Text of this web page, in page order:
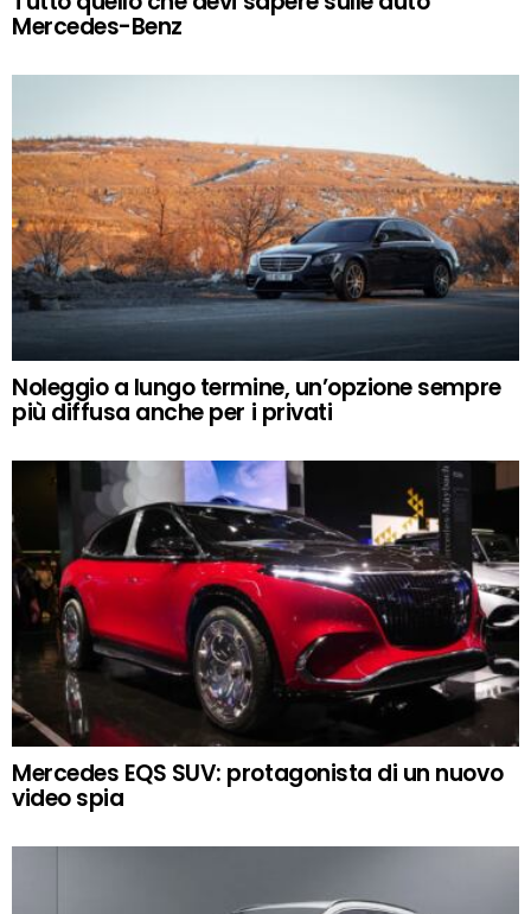
Mercedes-Benz
Noleggio a lungo termine, un’opzione sempre
più diffusa anche per i privati
Mercedes EQS SUV: protagonista di un nuovo
video spia